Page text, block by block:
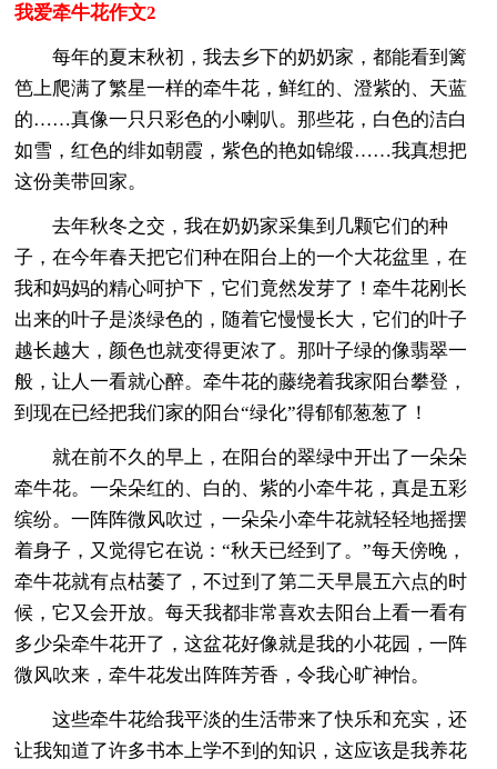
我爱牵牛花作文2
每年的夏末秋初，我去乡下的奶奶家，都能看到篱
笆上爬满了繁星一样的牵牛花，鲜红的、澄紫的、天蓝
的……真像一只只彩色的小喇叭。那些花，白色的洁白
如雪，红色的绯如朝霞，紫色的艳如锦缎……我真想把
这份美带回家。
去年秋冬之交，我在奶奶家采集到几颗它们的种
子，在今年春天把它们种在阳台上的一个大花盆里，在
我和妈妈的精心呵护下，它们竟然发芽了！牵牛花刚长
出来的叶子是淡绿色的，随着它慢慢长大，它们的叶子
越长越大，颜色也就变得更浓了。那叶子绿的像翡翠一
般，让人一看就心醉。牵牛花的藤绕着我家阳台攀登，
到现在已经把我们家的阳台“绿化”得郁郁葱葱了！
就在前不久的早上，在阳台的翠绿中开出了一朵朵
牵牛花。一朵朵红的、白的、紫的小牵牛花，真是五彩
缤纷。一阵阵微风吹过，一朵朵小牵牛花就轻轻地摇摆
着身子，又觉得它在说：“秋天已经到了。”每天傍晚，
牵牛花就有点枯萎了，不过到了第二天早晨五六点的时
候，它又会开放。每天我都非常喜欢去阳台上看一看有
多少朵牵牛花开了，这盆花好像就是我的小花园，一阵
微风吹来，牵牛花发出阵阵芳香，令我心旷神怡。
这些牵牛花给我平淡的生活带来了快乐和充实，还
让我知道了许多书本上学不到的知识，这应该是我养花